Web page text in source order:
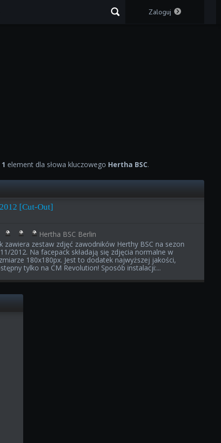
Zaloguj
1 element dla słowa kluczowego Hertha BSC.
[Cut-Out]
Hertha BSC Berlin
zawiera zestaw zdjęć zawodników Herthy BSC na sezon
2012. Na facepack składają się zdjęcia normalne w
180x180px. Jest to dodatek najwyższej jakości,
tylko na CM Revolution! Sposób instalacji:...